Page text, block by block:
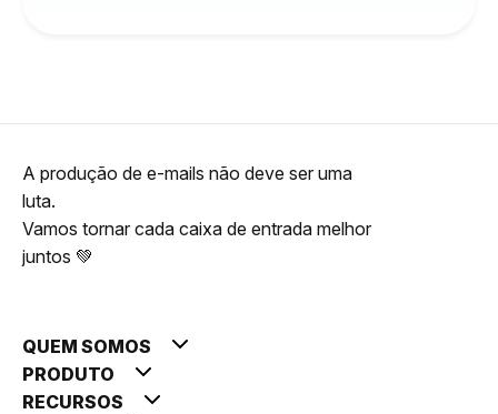
A produção de e-mails não deve ser uma
luta.
Vamos tornar cada caixa de entrada melhor
juntos 💚
QUEM SOMOS
PRODUTO
RECURSOS